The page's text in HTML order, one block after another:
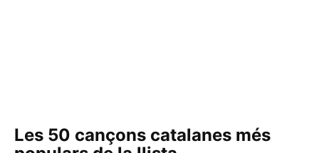
Les 50 cançons catalanes més